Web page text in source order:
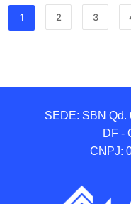
1 2 3
SEDE: SBN Qd.
DF -
CNPJ: